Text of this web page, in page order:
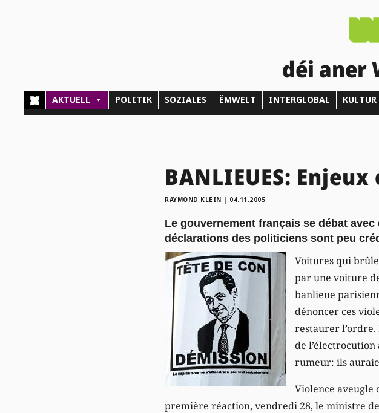
déi aner
AKTUELL POLITIK SOZIALES ËMWELT INTERGLOBAL KULTUR
BANLIEUES:
RAYMOND KLEIN | 04.11.2005
Le gouvernement français se débat
déclarations des politiciens sont peu
Voitures qui
par une voiture
banlieue
dénoncer ces
restaurer l’ordre.
de
rumeur: ils
Violence aveugle
première réaction, vendredi 28, le ministre